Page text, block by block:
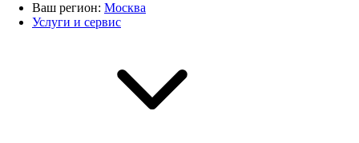
Ваш регион: Москва
Услуги и сервис